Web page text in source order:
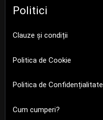
Politici
Clauze și condiții
Politica de Cookie
Politica de Confidențialitate
Cum cumperi?